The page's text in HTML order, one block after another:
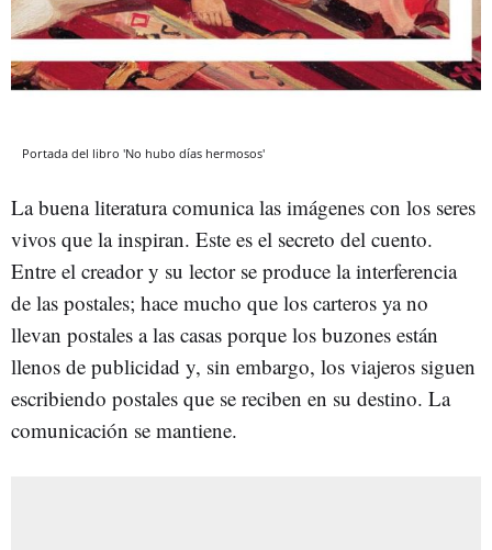
Portada del libro 'No hubo días hermosos'
La buena literatura comunica las imágenes con los seres
vivos que la inspiran. Este es el secreto del cuento.
Entre el creador y su lector se produce la interferencia
de las postales; hace mucho que los carteros ya no
llevan postales a las casas porque los buzones están
llenos de publicidad y, sin embargo, los viajeros siguen
escribiendo postales que se reciben en su destino. La
comunicación se mantiene.